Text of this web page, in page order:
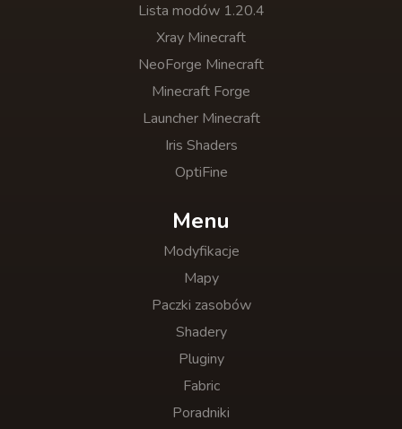
Lista modów 1.20.4
Xray Minecraft
NeoForge Minecraft
Minecraft Forge
Launcher Minecraft
Iris Shaders
OptiFine
Menu
Modyfikacje
Mapy
Paczki zasobów
Shadery
Pluginy
Fabric
Poradniki